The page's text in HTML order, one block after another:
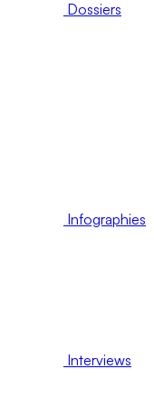
Dossiers
Infographies
Interviews